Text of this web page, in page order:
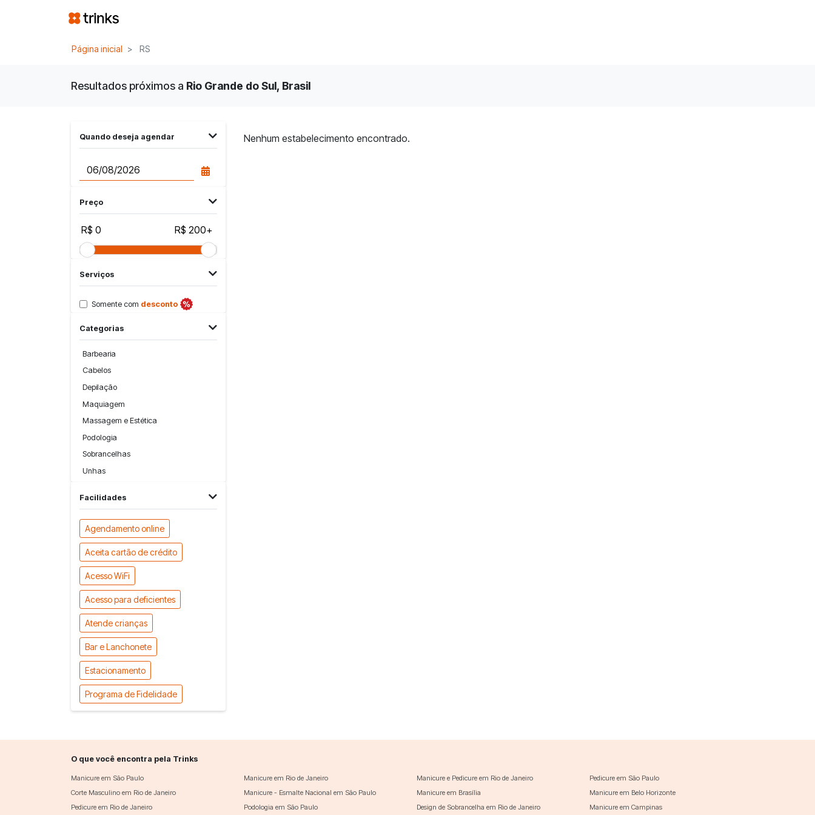
Página inicial RS
Resultados próximos a Rio Grande do Sul, Brasil
Quando deseja agendar
Preço
R$ 0 R$ 200+
Serviços
Somente com desconto
Categorias
Barbearia
Cabelos
Depilação
Maquiagem
Massagem e Estética
Podologia
Sobrancelhas
Unhas
Facilidades
Agendamento online
Aceita cartão de crédito
Acesso WiFi
Acesso para deficientes
Atende crianças
Bar e Lanchonete
Estacionamento
Programa de Fidelidade
Nenhum estabelecimento encontrado.
O que você encontra pela Trinks
Manicure em São Paulo Manicure em Rio de Janeiro Manicure e Pedicure em Rio de Janeiro
Pedicure em São Paulo
Corte Masculino em Rio de Janeiro
Manicure - Esmalte Nacional em São Paulo Manicure em Brasília
Manicure em Belo Horizonte
Pedicure em Rio de Janeiro
Podologia em São Paulo Design de Sobrancelha em Rio de Janeiro Manicure em Campinas